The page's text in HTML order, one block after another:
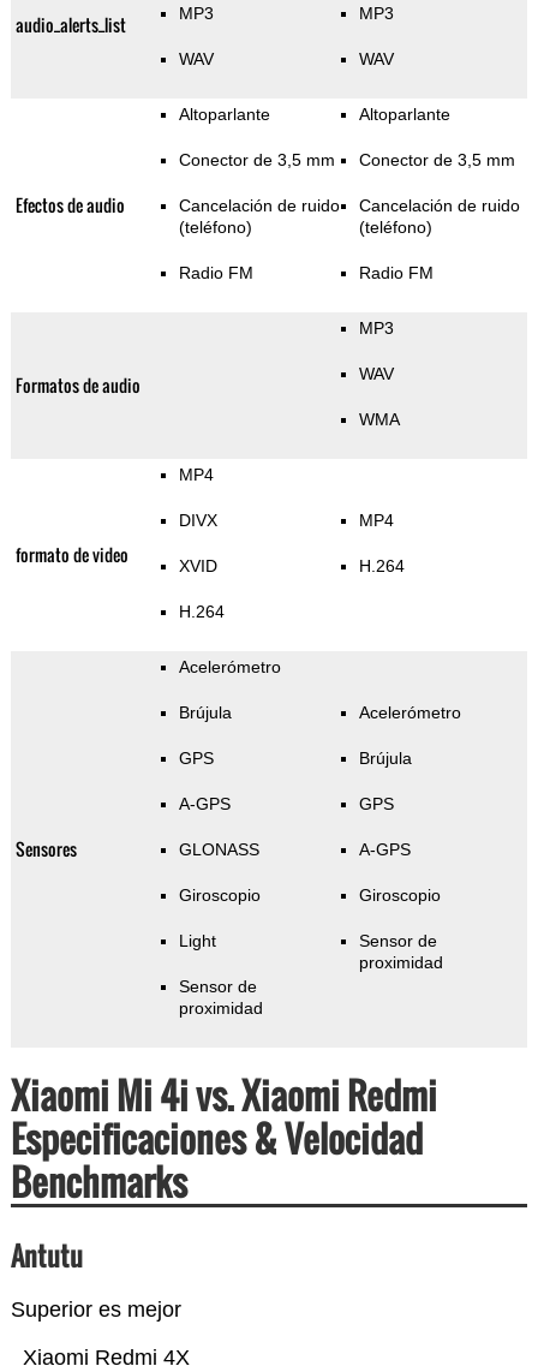
audio_alerts_list MP3
WAV
MP3
WAV
Efectos de audio
Altoparlante
Conector de 3,5 mm
Cancelación de ruido
(teléfono)
Radio FM
Altoparlante
Conector de 3,5 mm
Cancelación de ruido
(teléfono)
Radio FM
Formatos de audio
MP3
WAV
WMA
formato de video
MP4
DIVX
XVID
H.264
MP4
H.264
Sensores
Acelerómetro
Brújula
GPS
A-GPS
GLONASS
Giroscopio
Light
Sensor de
proximidad
Acelerómetro
Brújula
GPS
A-GPS
Giroscopio
Sensor de
proximidad
Xiaomi Mi 4i vs. Xiaomi Redmi
Especificaciones & Velocidad
Benchmarks
Antutu
Superior es mejor
Xiaomi Redmi 4X